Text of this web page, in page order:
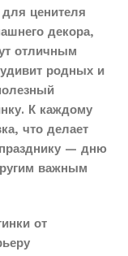
ценителя
декора,
отличным
родных и
К каждому
что делает
— дню
важным
от